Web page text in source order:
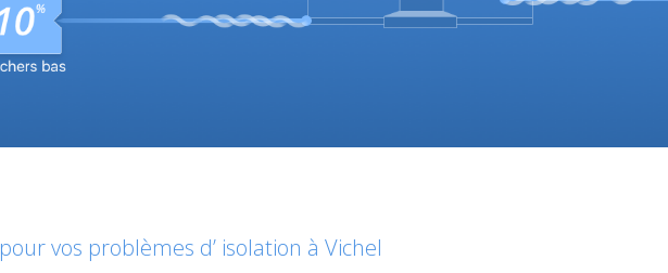
vos problèmes d’ isolation à Vichel